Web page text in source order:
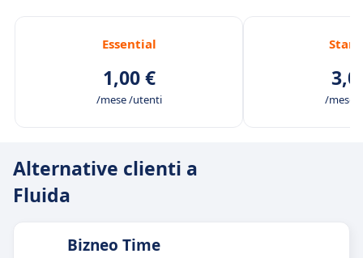
Essential
1,00 €
/mese /utenti /mese
Alternative clienti a
Fluida
Bizneo Time